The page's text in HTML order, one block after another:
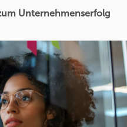
Unternehmenserfolg